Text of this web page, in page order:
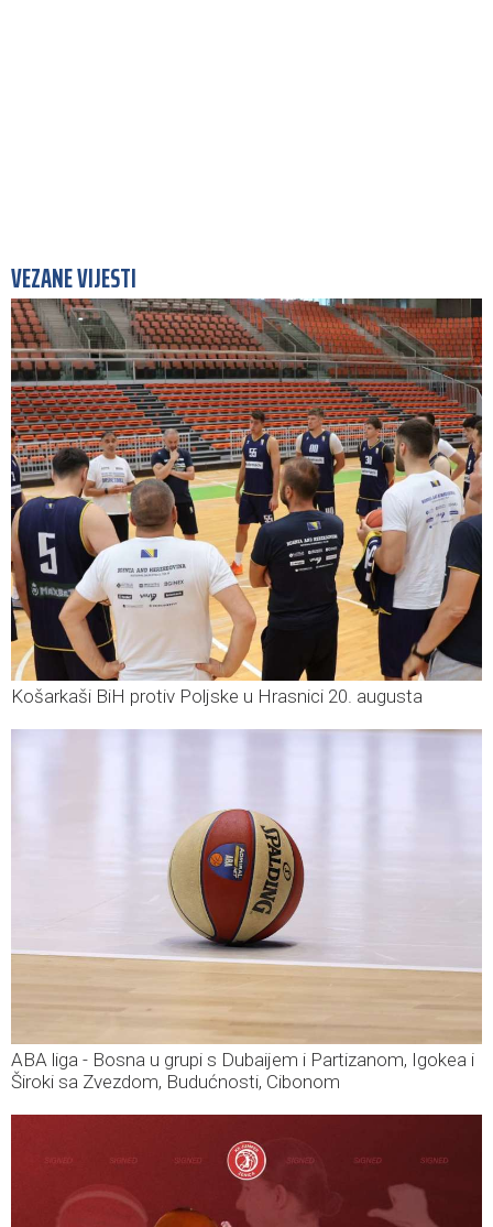
VEZANE VIJESTI
Košarkaši BiH protiv Poljske u Hrasnici 20. augusta
ABA liga - Bosna u grupi s Dubaijem i Partizanom, Igokea i
Široki sa Zvezdom, Budućnosti, Cibonom